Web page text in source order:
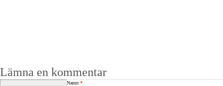
Lämna en kommentar
Namn *